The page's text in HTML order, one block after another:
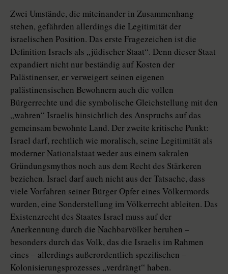
Zwei Umstände, die miteinander in Zusammenhang
stehen, gefährden allerdings die Legitimität der
israelischen Position. Das erste Fragezeichen ist die
Definition Israels als „jüdischer Staat“. Denn dieser Staat
expandiert nicht nur beständig auf Kosten der
Palästinenser, er verweigert seinen eigenen
palästinensischen Bewohnern auch die vollen
Bürgerrechte und die symbolische Gleichstellung mit den
„wahren“ Israelis hinsichtlich des Anspruchs auf das
gemeinsam bewohnte Land. Der zweite kritische Punkt:
Israel darf, rechtlich wie moralisch, seine Legitimität als
moderner Nationalstaat weder aus einem sakralen
Gründungsmythos noch aus dem Recht des Stärkeren
beziehen. Israel darf auch nicht aus der Tatsache, dass
viele Vorfahren seiner Bürger Opfer eines Völkermords
wurden, eine Sonderstellung im Völkerrecht ableiten. Das
Existenzrecht des Staates Israel muss auf der
Anerkennung durch die Nachbarvölker beruhen –
besonders durch das Volk, das die Israelis im Rahmen
eines – allerdings außerordentlich spezifischen –
Kolonisierungsprozesses „verdrängt“ haben.